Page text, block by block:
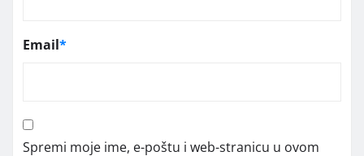
Email*
Spremi moje ime, e-poštu i web-stranicu u ovom